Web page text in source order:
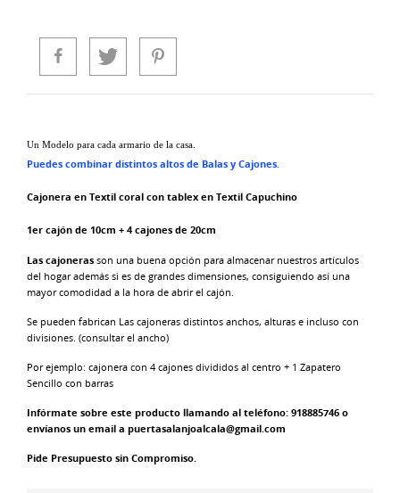
Un Modelo para cada armario de la casa.
Puedes combinar distintos altos de Balas y Cajones.
Cajonera en Textil coral con tablex en Textil Capuchino
1er cajón de 10cm + 4 cajones de 20cm
Las cajoneras son una buena opción para almacenar nuestros artículos
del hogar además si es de grandes dimensiones, consiguiendo así una
mayor comodidad a la hora de abrir el cajón.
Se pueden fabrican Las cajoneras distintos anchos, alturas e incluso con
divisiones. (consultar el ancho)
Por ejemplo: cajonera con 4 cajones divididos al centro + 1 Zapatero
Sencillo con barras
Infórmate sobre este producto llamando al teléfono: 918885746 o
envíanos un email a puertasalanjoalcala@gmail.com
Pide Presupuesto sin Compromiso.